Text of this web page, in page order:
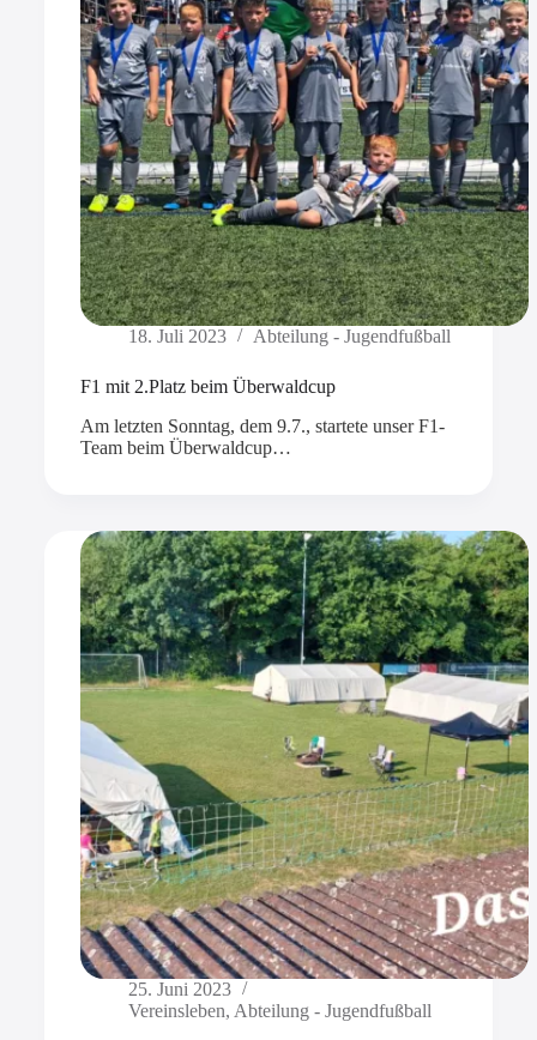
18. Juli 2023 Abteilung - Jugendfußball
F1 mit 2.Platz beim Überwaldcup
Am letzten Sonntag, dem 9.7., startete unser F1-
Team beim Überwaldcup…
25. Juni 2023
Vereinsleben, Abteilung - Jugendfußball